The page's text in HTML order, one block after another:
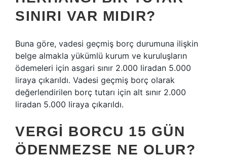
SINIRI VAR MIDIR?
Buna göre, vadesi geçmiş borç durumuna ilişkin
belge almakla yükümlü kurum ve kuruluşların
ödemeleri için asgari sınır 2.000 liradan 5.000
liraya çıkarıldı. Vadesi geçmiş borç olarak
değerlendirilen borç tutarı için alt sınır 2.000
liradan 5.000 liraya çıkarıldı.
VERGI BORCU 15 GÜN
ÖDENMEZSE NE OLUR?